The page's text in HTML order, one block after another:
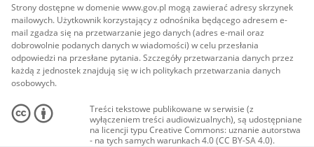
Strony dostępne w domenie www.gov.pl mogą zawierać adresy skrzynek
mailowych. Użytkownik korzystający z odnośnika będącego adresem e-
mail zgadza się na przetwarzanie jego danych (adres e-mail oraz
dobrowolnie podanych danych w wiadomości) w celu przesłania
odpowiedzi na przesłane pytania. Szczegóły przetwarzania danych przez
każdą z jednostek znajdują się w ich politykach przetwarzania danych
osobowych.
Treści tekstowe publikowane w serwisie (z
wyłączeniem treści audiowizualnych), są udostępniane
na licencji typu Creative Commons: uznanie autorstwa
- na tych samych warunkach 4.0 (CC BY-SA 4.0).